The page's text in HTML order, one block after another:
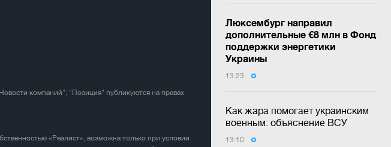
Люксембург направил
дополнительные €8 млн в Фонд
поддержки энергетики
Украины
13:23
Как жара помогает украинским
военным: объяснение ВСУ
13:10
компаний", "Позиция" публикуются на правах
«Реалист», возможна только при условии